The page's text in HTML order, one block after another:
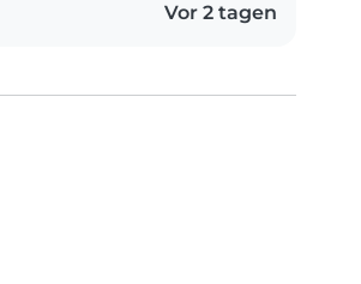
Vor 2 tagen